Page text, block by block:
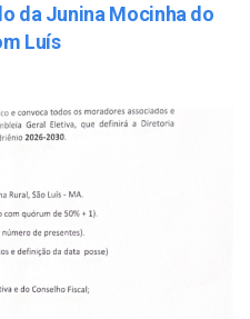
da Junina Mocinha do
Luís